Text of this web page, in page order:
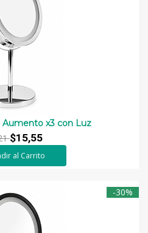
Aumento x3 con Luz
$15,55
al Carrito
-30%